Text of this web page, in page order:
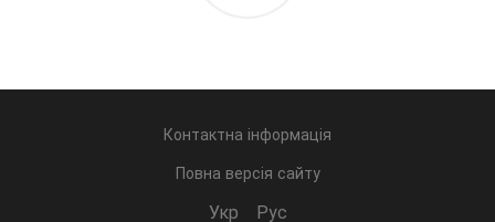
Контактна інформація
Повна версія сайту
Укр Рус